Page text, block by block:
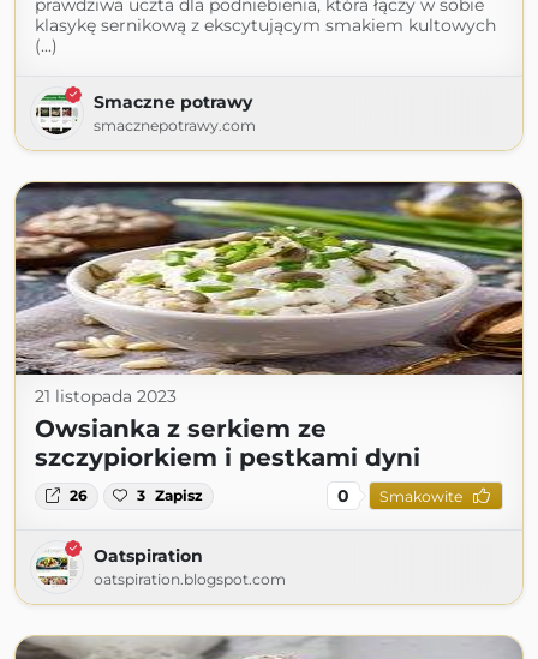
prawdziwa uczta dla podniebienia, która łączy w sobie
klasykę sernikową z ekscytującym smakiem kultowych
(...)
Smaczne potrawy
smacznepotrawy.com
21 listopada 2023
Owsianka z serkiem ze
szczypiorkiem i pestkami dyni
26 3 Zapisz 0 Smakowite
Oatspiration
oatspiration.blogspot.com